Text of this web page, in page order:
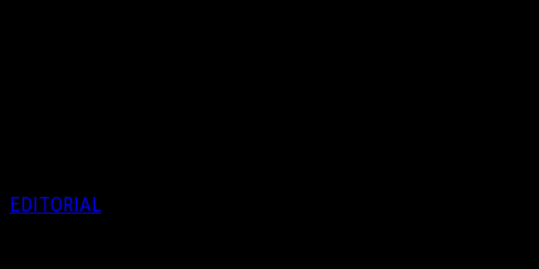
EDITORIAL